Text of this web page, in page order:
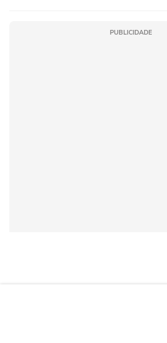
PUBLICIDADE